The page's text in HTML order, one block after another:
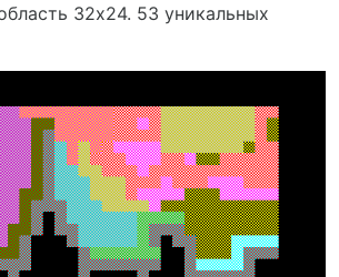
32х24. 53 уникальных